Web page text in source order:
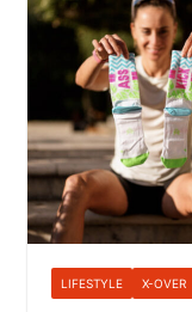
LIFESTYLE X-OVER